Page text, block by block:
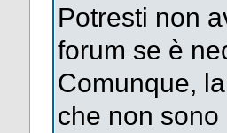
Potresti non
forum se è
Comunque,
che non